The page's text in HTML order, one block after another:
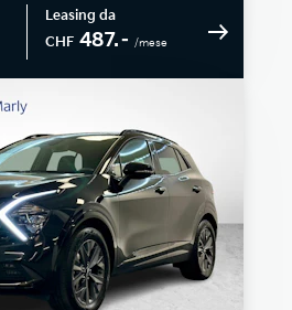
Leasing da
CHF 487.– /mese